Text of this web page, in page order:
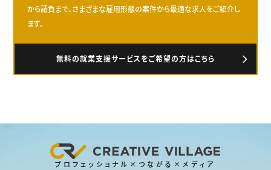
から請負まで、さまざまな雇用形態の案件から最適な求人をご紹介し
ます。
無料の就業支援サービスをご希望の方はこちら
プロフェッショナル×つながる×メディア